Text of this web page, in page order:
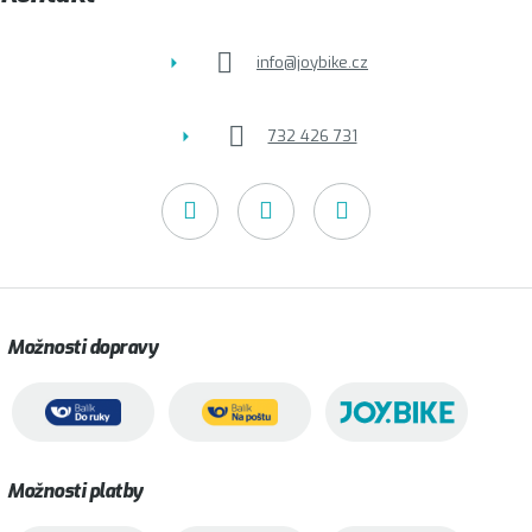
í
info@joybike.cz
732 426 731
Možnosti dopravy
Možnosti platby